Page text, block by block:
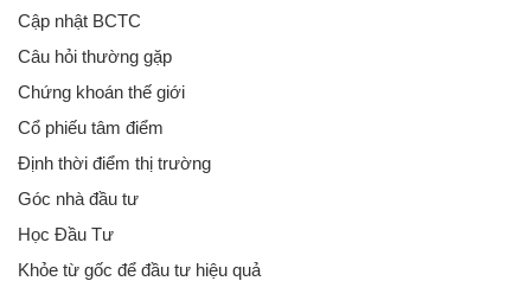
Cập nhật BCTC
Câu hỏi thường gặp
Chứng khoán thế giới
Cổ phiếu tâm điểm
Định thời điểm thị trường
Góc nhà đầu tư
Học Đầu Tư
Khỏe từ gốc để đầu tư hiệu quả